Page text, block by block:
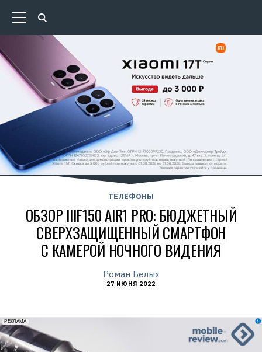
ТЕЛЕФОНЫ
ОБЗОР IIIF150 AIR1 PRO: БЮДЖЕТНЫЙ
СВЕРХЗАЩИЩЕННЫЙ СМАРТФОН
С КАМЕРОЙ НОЧНОГО ВИДЕНИЯ
Роман Белых
27 ИЮНЯ 2022
erid: 2VfnxxmNzs5
РЕКЛАМА